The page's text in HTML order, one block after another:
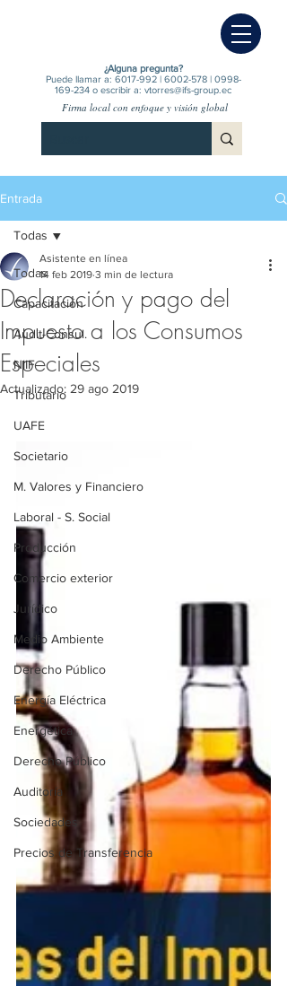
¿Alguna pregunta?
Puede llamar a: 6017-992| 6002-578| 0998-
169-234 o escribir a: vtorres@ifs-group.ec
Firma local con enfoque y visión global
Entrada
Todas
Capacitación
Audit-Consul.
NIIF
Tributario
UAFE
Societario
M. Valores y Financiero
Laboral - S. Social
Producción
Comercio exterior
Jurídico
Medio Ambiente
Derecho Público
Energía Eléctrica
Energética
Derecho Público
Auditoría
Sociedades
Precios de Transferencia
Todas
Declaración y pago del
Impuesto a los Consumos
Especiales
Asistente en línea
14 feb 2019 3 min de lectura
Actualizado: 29 ago 2019